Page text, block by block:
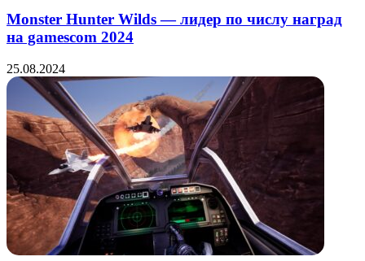
Monster Hunter Wilds — лидер по числу наград
на gamescom 2024
25.08.2024